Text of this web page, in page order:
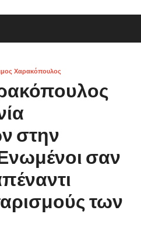
Χαρακόπουλος
στην
σαν
των